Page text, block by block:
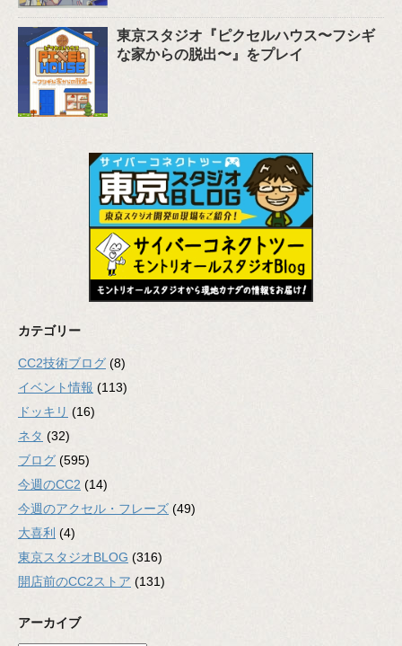
東京スタジオ『ピクセルハウス〜フシギ
な家からの脱出〜』をプレイ
カテゴリー
CC2技術ブログ (8)
イベント情報 (113)
ドッキリ (16)
ネタ (32)
ブログ (595)
今週のCC2 (14)
今週のアクセル・フレーズ (49)
大喜利 (4)
東京スタジオBLOG (316)
開店前のCC2ストア (131)
アーカイブ